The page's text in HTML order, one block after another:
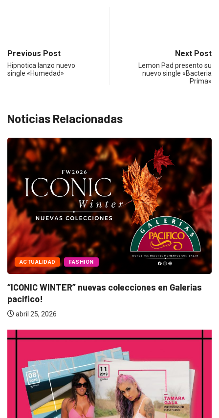
Previous Post
Hipnotica lanzo nuevo
single «Humedad»
Next Post
Lemon Pad presento su
nuevo single «Bacteria
Prima»
Noticias Relacionadas
ACTUALIDAD FASHION
“ICONIC WINTER” nuevas colecciones en Galerias
pacifico!
abril 25, 2026